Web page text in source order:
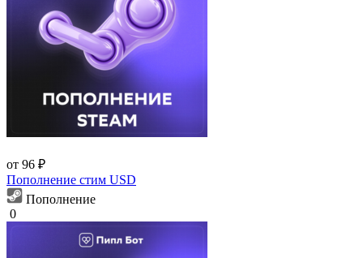
от 96 ₽
Пополнение стим USD
Пополнение
0